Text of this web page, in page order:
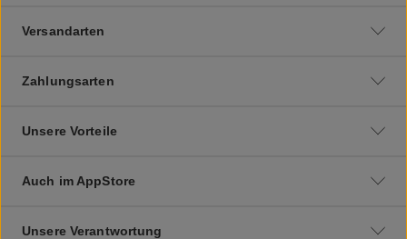
Versandarten
Zahlungsarten
Unsere Vorteile
Auch im AppStore
Unsere Verantwortung